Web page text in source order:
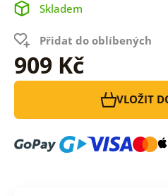
Skladem
Přidat do oblíbených
909 Kč
VLOŽIT